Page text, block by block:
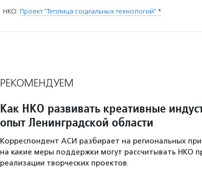
НКО: Проект "Теплица социальных технологий" *
РЕКОМЕНДУЕМ
Как НКО развивать креативные
опыт Ленинградской области
Корреспондент АСИ разбирает на региональных
на какие меры поддержки могут рассчитывать НКО
реализации творческих проектов.